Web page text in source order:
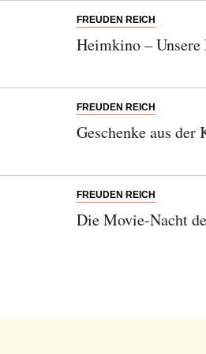
FREUDEN REICH
Heimkino –
FREUDEN REICH
Geschenke aus
FREUDEN REICH
Die Movie-Nacht